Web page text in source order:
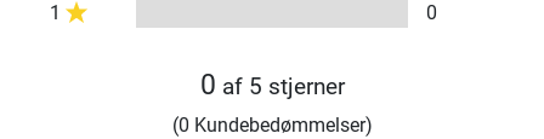
1
0
0 af 5 stjerner
(0 Kundebedømmelser)